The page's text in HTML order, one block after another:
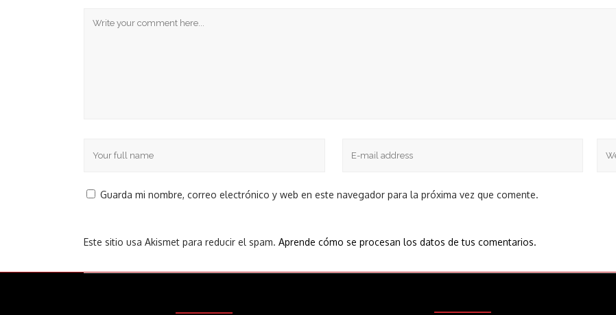
Guarda mi nombre, correo electrónico y web en este navegador para la próxima vez que comente.
Este sitio usa Akismet para reducir el spam. Aprende cómo se procesan los datos de tus comentarios.